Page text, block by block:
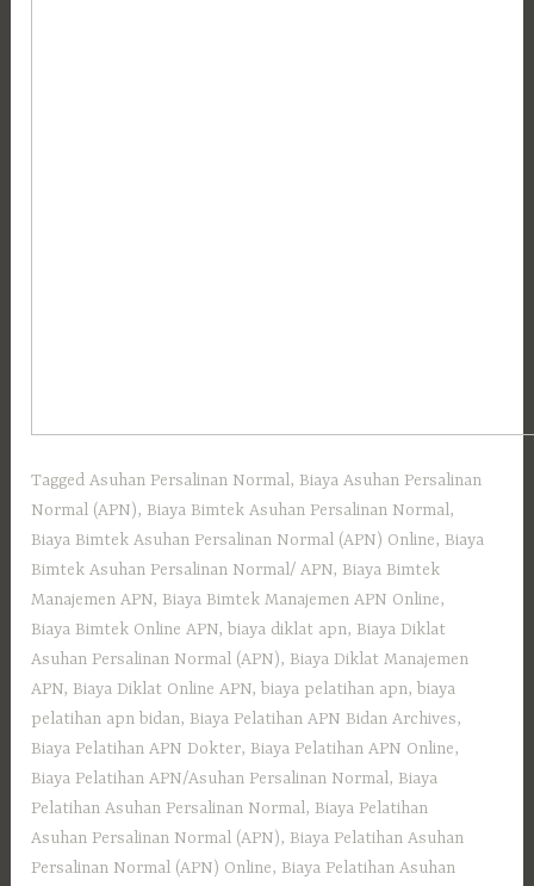
TaggedAsuhan Persalinan Normal, Biaya Asuhan Persalinan
Normal (APN), Biaya Bimtek Asuhan Persalinan Normal,
Biaya Bimtek Asuhan Persalinan Normal (APN) Online, Biaya
Bimtek Asuhan Persalinan Normal/ APN, Biaya Bimtek
Manajemen APN, Biaya Bimtek Manajemen APN Online,
Biaya Bimtek Online APN, biaya diklat apn, Biaya Diklat
Asuhan Persalinan Normal (APN), Biaya Diklat Manajemen
APN, Biaya Diklat Online APN, biaya pelatihan apn, biaya
pelatihan apn bidan, Biaya Pelatihan APN Bidan Archives,
Biaya Pelatihan APN Dokter, Biaya Pelatihan APN Online,
Biaya Pelatihan APN/Asuhan Persalinan Normal, Biaya
Pelatihan Asuhan Persalinan Normal, Biaya Pelatihan
Asuhan Persalinan Normal (APN), Biaya Pelatihan Asuhan
Persalinan Normal (APN) Online, Biaya Pelatihan Asuhan